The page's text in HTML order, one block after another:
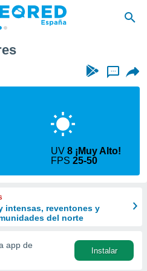
...
UV8 ¡Muy Alto!
FPS25-50
intensas, reventones y
del norte
app de
Instalar